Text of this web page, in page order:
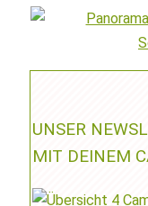
UNSER
MIT DEINEM